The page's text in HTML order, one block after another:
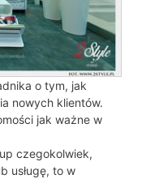
o tym, jak
nowych klientów.
jak ważne w
czegokolwiek,
usługę, to w